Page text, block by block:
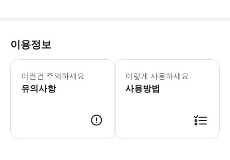
이용정보
이런건 주의하세요
유의사항
⚠️해당 상품은 22:00 ~ 06:00 사이에
이렇게 사용하세요
사용방법